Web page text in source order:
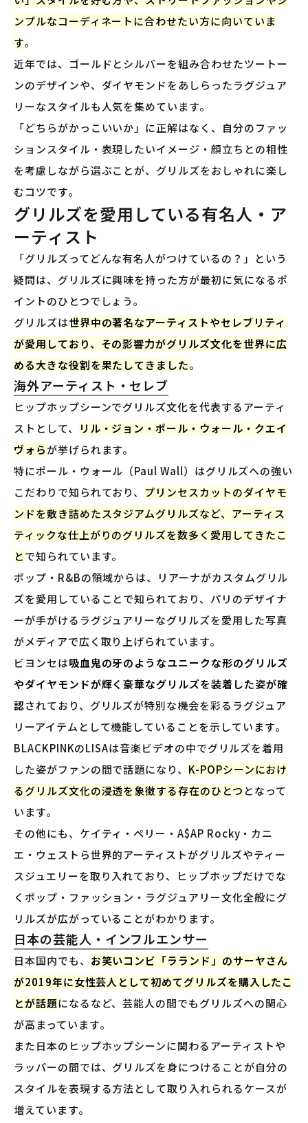
ンプルなコーディネートに合わせたい方に向いていま
す。
近年では、ゴールドとシルバーを組み合わせたツートー
ンのデザインや、ダイヤモンドをあしらったラグジュア
リーなスタイルも人気を集めています。
「どちらがかっこいいか」に正解はなく、自分のファッ
ションスタイル・表現したいイメージ・顔立ちとの相性
を考慮しながら選ぶことが、グリルズをおしゃれに楽し
むコツです。
グリルズを愛用している有名人・ア
ーティスト
「グリルズってどんな有名人がつけているの？」という
疑問は、グリルズに興味を持った方が最初に気になるポ
イントのひとつでしょう。
グリルズは世界中の著名なアーティストやセレブリティ
が愛用しており、その影響力がグリルズ文化を世界に広
める大きな役割を果たしてきました。
海外アーティスト・セレブ
ヒップホップシーンでグリルズ文化を代表するアーティ
ストとして、
リル・ジョン・ポール・ウォール・クエイ
ヴォらが挙げられます。
特にポール・ウォール（Paul Wall）はグリルズへの強い
こだわりで知られており、 プリンセスカットのダイヤモ
ンドを敷き詰めたスタジアムグリルズなど、アーティス
ティックな仕上がりのグリルズを数多く愛用してきたこ
とで知られています。
ポップ・R&Bの領域からは、リアーナがカスタムグリル
ズを愛用していることで知られており、パリのデザイナ
ーが手がけるラグジュアリーなグリルズを愛用した写真
がメディアで広く取り上げられています。
ビヨンセは吸血鬼の牙のようなユニークな形のグリルズ
やダイヤモンドが輝く豪華なグリルズを装着した姿が確
認されており、グリルズが特別な機会を彩るラグジュア
リーアイテムとして機能していることを示しています。
BLACKPINKのLISAは音楽ビデオの中でグリルズを着用
した姿がファンの間で話題になり、 K-POPシーンにおけ
るグリルズ文化の浸透を象徴する存在のひとつ となって
います。
その他にも、ケイティ・ペリー・A$AP Rocky・カニ
エ・ウェストら世界的アーティストがグリルズやティー
スジュエリーを取り入れており、ヒップホップだけでな
くポップ・ファッション・ラグジュアリー文化全般にグ
リルズが広がっていることがわかります。
日本の芸能人・インフルエンサー
日本国内でも、 お笑いコンビ「ラランド」のサーヤさん
が2019年に女性芸人として初めてグリルズを購入したこ
とが話題になるなど、芸能人の間でもグリルズへの関心
が高まっています。
また日本のヒップホップシーンに関わるアーティストや
ラッパーの間では、グリルズを身につけることが自分の
スタイルを表現する方法として取り入れられるケースが
増えています。